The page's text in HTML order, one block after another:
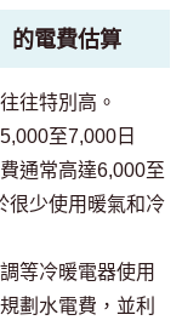
的電費估算
往特別高。
至7,000日
通常高達6,000至
很少使用暖氣和冷
等冷暖電器使用
劃水電費，並利